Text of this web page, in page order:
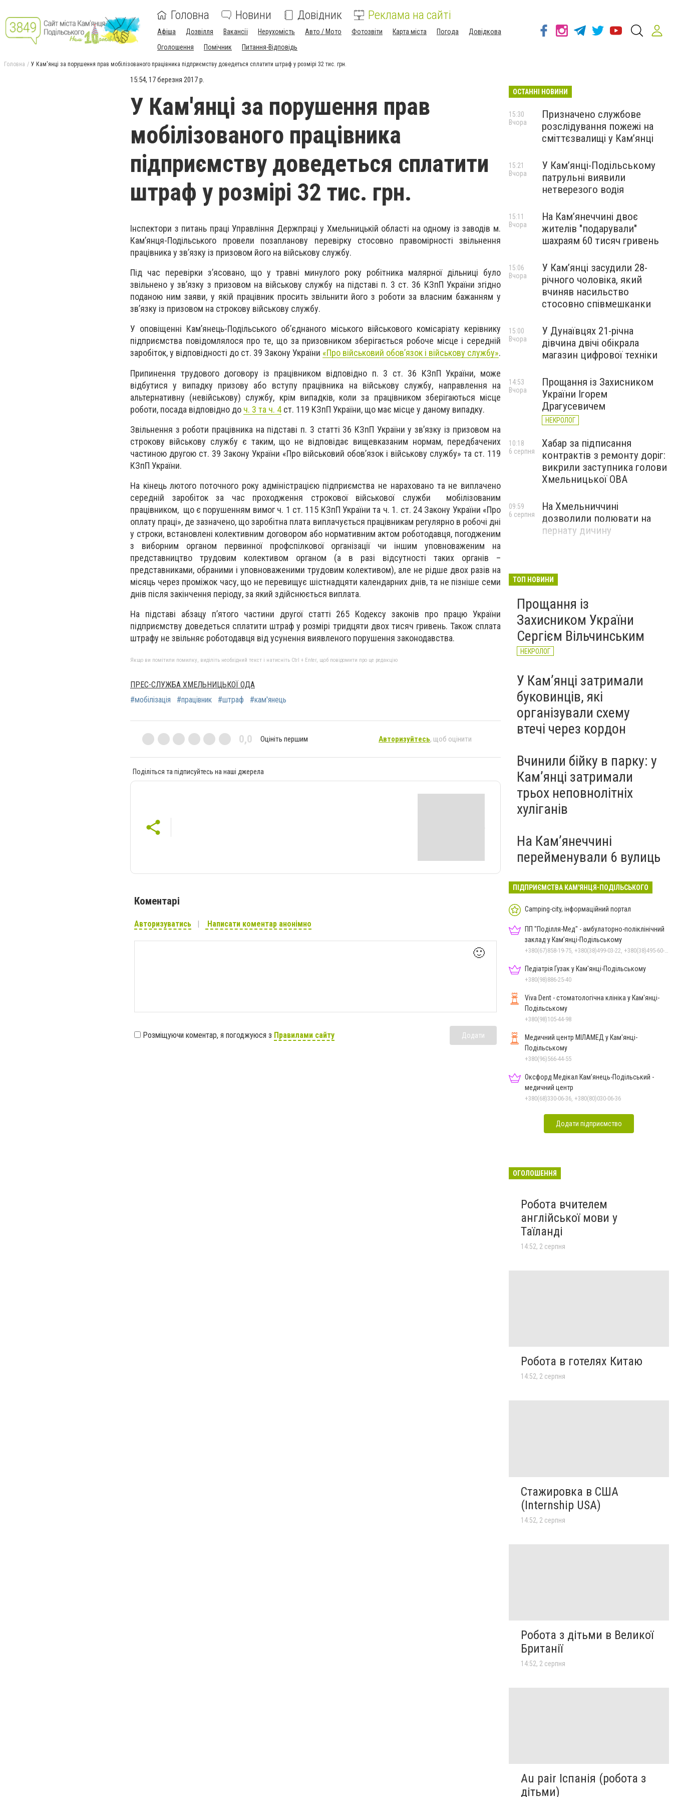
Головна Новини Довідник Реклама на сайті
Афіша Дозвілля Вакансії Нерухомість Авто / Мото Фотозвіти Карта міста Погода
Довідкова
Оголошення
Помічник Питання-Відповідь
Головна У Кам'янці за порушення прав мобілізованого працівника підприємству доведеться сплатити штраф у розмірі 32 тис. грн.
15:54, 17 березня 2017 р.
У Кам'янці за порушення прав
мобілізованого працівника
підприємству доведеться сплатити
штраф у розмірі 32 тис. грн.
Інспектори з питань праці Управління Держпраці у Хмельницькій області на одному із заводів м.
Кам’янця-Подільського провели позапланову перевірку стосовно правомірності звільнення
працівника у зв’язку із призовом його на військову службу.
Під час перевірки з’ясовано, що у травні минулого року робітника малярної дільниці було
звільнено у зв’язку з призовом на військову службу на підставі п. 3 ст. 36 КЗпП України згідно
поданою ним заяви, у якій працівник просить звільнити його з роботи за власним бажанням у
зв’язку із призовом на строкову військову службу.
У оповіщенні Кам’янець-Подільського об’єднаного міського військового комісаріату керівнику
підприємства повідомлялося про те, що за призовником зберігається робоче місце і середній
заробіток, у відповідності до ст. 39 Закону України «Про військовий обов’язок і військову службу».
Припинення трудового договору із працівником відповідно п. 3 ст. 36 КЗпП України, може
відбутися у випадку призову або вступу працівника на військову службу, направлення на
альтернативну (невійськову) службу, крім випадків, коли за працівником зберігаються місце
роботи, посада відповідно до ч. 3 та ч. 4 ст. 119 КЗпП України, що має місце у даному випадку.
Звільнення з роботи працівника на підставі п. 3 статті 36 КЗпП України у зв’язку із призовом на
строкову військову службу є таким, що не відповідає вищевказаним нормам, передбачених
частиною другою ст. 39 Закону України «Про військовий обов’язок і військову службу» та ст. 119
КЗпП України.
На кінець лютого поточного року адміністрацією підприємства не нараховано та не виплачено
середній заробіток за час проходження строкової військової служби мобілізованим
працівником, що є порушенням вимог ч. 1 ст. 115 КЗпП України та ч. 1. ст. 24 Закону України «Про
оплату праці», де зазначено, що заробітна плата виплачується працівникам регулярно в робочі дні
у строки, встановлені колективним договором або нормативним актом роботодавця, погодженим
з виборним органом первинної профспілкової організації чи іншим уповноваженим на
представництво трудовим колективом органом (а в разі відсутності таких органів –
представниками, обраними і уповноваженими трудовим колективом), але не рідше двох разів на
місяць через проміжок часу, що не перевищує шістнадцяти календарних днів, та не пізніше семи
днів після закінчення періоду, за який здійснюється виплата.
На підставі абзацу п’ятого частини другої статті 265 Кодексу законів про працю України
підприємству доведеться сплатити штраф у розмірі тридцяти двох тисяч гривень. Також сплата
штрафу не звільняє роботодавця від усунення виявленого порушення законодавства.
Якщо ви помітили помилку, виділіть необхідний текст і натисніть Ctrl + Enter, щоб повідомити про це редакцію
ПРЕС-СЛУЖБА ХМЕЛЬНИЦЬКОЇ ОДА
#мобілізація
#працівник #штраф #кам'янець
0,0 Оцініть першим Авторизуйтесь, щоб оцінити
Поділіться та підписуйтесь на наші джерела
Коментарі
Авторизуватись Написати коментар анонімно
🙂
Розміщуючи коментар, я погоджуюся з Правилами сайту Додати
ОСТАННІ НОВИНИ
Призначено службове
розслідування пожежі на
сміттєзвалищі у Кам’янці
15:30
Вчора
У Кам’янці-Подільському
патрульні виявили
нетверезого водія
15:21
Вчора
На Камʼянеччині двоє
жителів "подарували"
шахраям 60 тисяч гривень
15:11
Вчора
У Камʼянці засудили 28-
річного чоловіка, який
вчиняв насильство
стосовно співмешканки
15:06
Вчора
У Дунаївцях 21-річна
дівчина двічі обікрала
магазин цифрової техніки
15:00
Вчора
Прощання із Захисником
України Ігорем
Драгусевичем
НЕКРОЛОГ
14:53
Вчора
Хабар за підписання
контрактів з ремонту доріг:
викрили заступника голови
Хмельницької ОВА
10:18
6 серпня
На Хмельниччині
дозволили полювати на
пернату дичину
09:59
6 серпня
ТОП НОВИНИ
Прощання із
Захисником України
Сергієм Вільчинським
НЕКРОЛОГ
У Кам’янці затримали
буковинців, які
організували схему
втечі через кордон
Вчинили бійку в парку: у
Кам’янці затримали
трьох неповнолітніх
хуліганів
На Камʼянеччині
перейменували 6 вулиць
ПІДПРИЄМСТВА КАМ'ЯНЦЯ-ПОДІЛЬСЬКОГО
Camping-city, інформаційний портал
ПП "Поділля-Мед" - амбулаторно-поліклінічний
заклад у Кам’янці-Подільському
+380(67)858-19-75, +380(38)499-03-22, +380(38)495-60-27
Педіатрія Гузак у Кам'янці-Подільському
+380(98)886-25-40
Viva Dent - стоматологічна клініка у Кам'янці-
Подільському
+380(98)105-44-98
Медичний центр МІЛАМЕД у Кам'янці-
Подільському
+380(96)566-44-55
Оксфорд Медікал Кам’янець-Подільський -
медичний центр
+380(68)330-06-36, +380(80)030-06-36
Додати підприємство
ОГОЛОШЕННЯ
Робота вчителем
англійської мови у
Таїланді
14:52, 2 серпня
Робота в готелях Китаю
14:52, 2 серпня
Стажировка в США
(Internship USA)
14:52, 2 серпня
Робота з дітьми в Великої
Британії
14:52, 2 серпня
Au pair Іспанія (робота з
дітьми)